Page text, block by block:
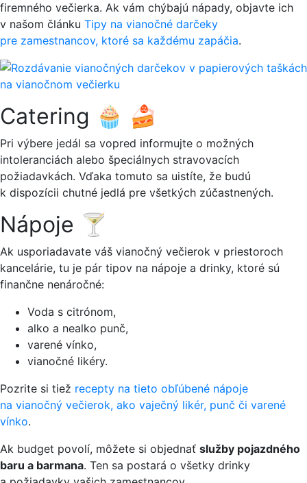
firemného večierka. Ak vám chýbajú nápady, objavte ich
v našom článku Tipy na vianočné darčeky
pre zamestnancov, ktoré sa každému zapáčia.
Catering 🧁 🍰
Pri výbere jedál sa vopred informujte o možných
intoleranciách alebo špeciálnych stravovacích
požiadavkách. Vďaka tomuto sa uistíte, že budú
k dispozícii chutné jedlá pre všetkých zúčastnených.
Nápoje 🍸
Ak usporiadavate váš vianočný večierok v priestoroch
kancelárie, tu je pár tipov na nápoje a drinky, ktoré sú
finančne nenáročné:
Voda s citrónom,
alko a nealko punč,
varené vínko,
vianočné likéry.
Pozrite si tiež recepty na tieto obľúbené nápoje
na vianočný večierok, ako vaječný likér, punč či varené
vínko.
Ak budget povolí, môžete si objednať služby pojazdného
baru a barmana. Ten sa postará o všetky drinky